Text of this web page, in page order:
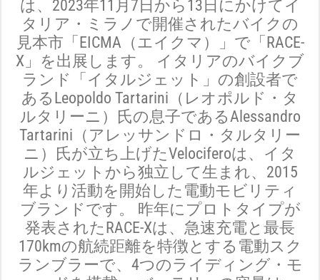
は、2023年11月7日から13日にかけてイ
タリア・ミラノで開催されたバイクの
見本市「EICMA（エイクマ）」で「RACE-
X」を出展します。 イタリアのバイクブ
ランド「イタルジェット」の創設者で
あるLeopoldo Tartarini（レオポルド・タ
ルタリーニ）氏の息子であるAlessandro
Tartarini（アレッサンドロ・タルタリー
ニ）氏が立ち上げたVelociferoは、イタ
ルジェットから独立して生まれ、2015
年より活動を開始した電動モビリティ
ブランドです。 昨年にプロトタイプが
発表されたRACE-Xは、急速充電と最長
170kmの航続距離を特徴とする電動スク
ランブラーで、4つのライディング・モ